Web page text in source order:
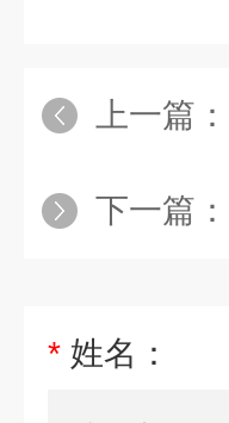
上一篇：
下一篇：
* 姓名：